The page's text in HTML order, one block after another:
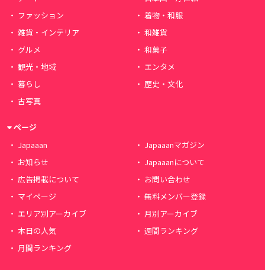
ファッション
着物・和服
雑貨・インテリア
和雑貨
グルメ
和菓子
観光・地域
エンタメ
暮らし
歴史・文化
古写真
ページ
Japaaan
Japaaanマガジン
お知らせ
Japaaanについて
広告掲載について
お問い合わせ
マイページ
無料メンバー登録
エリア別アーカイブ
月別アーカイブ
本日の人気
週間ランキング
月間ランキング